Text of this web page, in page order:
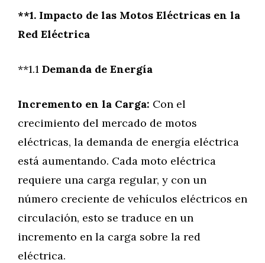
**1. Impacto de las Motos Eléctricas en la
Red Eléctrica
**1.1 Demanda de Energía
Incremento en la Carga: Con el
crecimiento del mercado de motos
eléctricas, la demanda de energía eléctrica
está aumentando. Cada moto eléctrica
requiere una carga regular, y con un
número creciente de vehículos eléctricos en
circulación, esto se traduce en un
incremento en la carga sobre la red
eléctrica.